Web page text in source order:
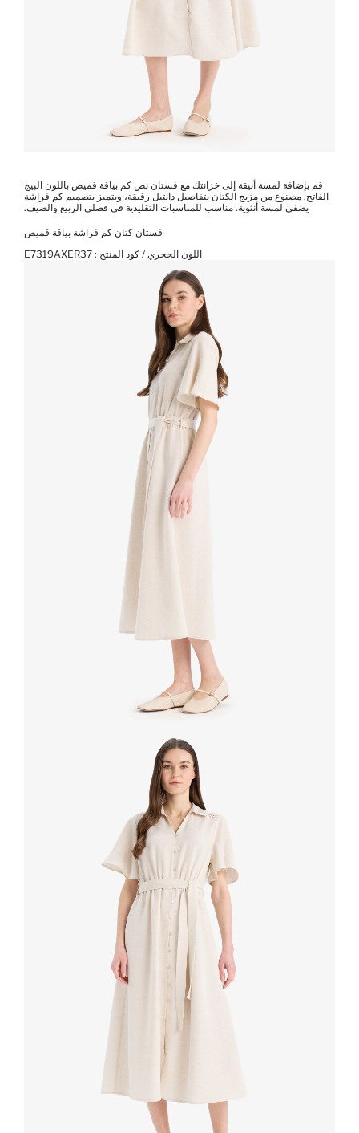
قم بإضافة لمسة أنيقة إلى خزانتك مع فستان نص كم بياقة قميص باللون البيج
الفاتح. مصنوع من مزيج الكتان بتفاصيل دانتيل رقيقة، ويتميز بتصميم كم فراشة
يضفي لمسة أنثوية. مناسب للمناسبات التقليدية في فصلي الربيع والصيف.
فستان كتان كم فراشة بياقة قميص
اللون الحجري / كود المنتج : E7319AXER37